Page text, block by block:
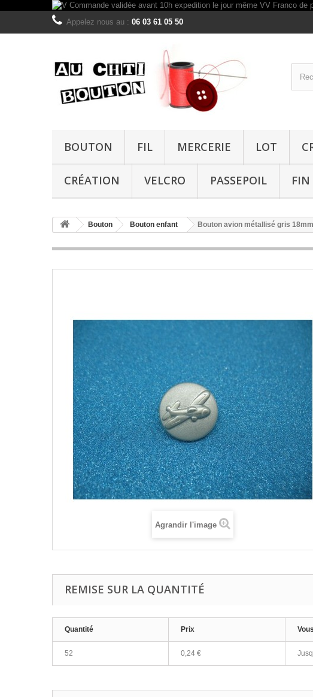
Appelez nous au : 06 03 61 05 50
BOUTON FIL MERCERIE LOT
CRÉATION VELCRO PASSEPOIL FIN
Bouton Bouton enfant Bouton avion métallisé gris 18mm
Agrandir l'image
REMISE SUR LA QUANTITÉ
Quantité Prix
52 0,24 €